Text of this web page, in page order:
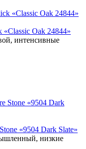
Oak 24844»
интенсивные
«9504 Dark Slate»
низкие